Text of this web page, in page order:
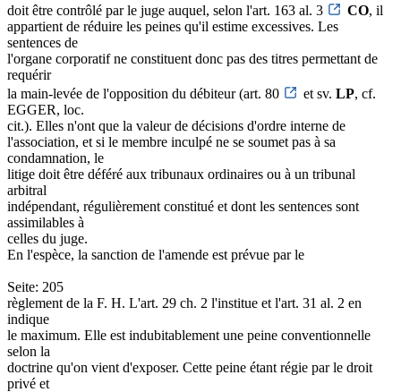
doit être contrôlé par le juge auquel, selon l'art. 163 al. 3
CO, il
appartient de réduire les peines qu'il estime excessives. Les
sentences de
l'organe corporatif ne constituent donc pas des titres permettant de
requérir
la main-levée de l'opposition du débiteur (art. 80
et sv. LP, cf.
EGGER, loc.
cit.). Elles n'ont que la valeur de décisions d'ordre interne de
l'association, et si le membre inculpé ne se soumet pas à sa
condamnation, le
litige doit être déféré aux tribunaux ordinaires ou à un tribunal
arbitral
indépendant, régulièrement constitué et dont les sentences sont
assimilables à
celles du juge.
En l'espèce, la sanction de l'amende est prévue par le
Seite: 205
règlement de la F. H. L'art. 29 ch. 2 l'institue et l'art. 31 al. 2 en
indique
le maximum. Elle est indubitablement une peine conventionnelle
selon la
doctrine qu'on vient d'exposer. Cette peine étant régie par le droit
privé et